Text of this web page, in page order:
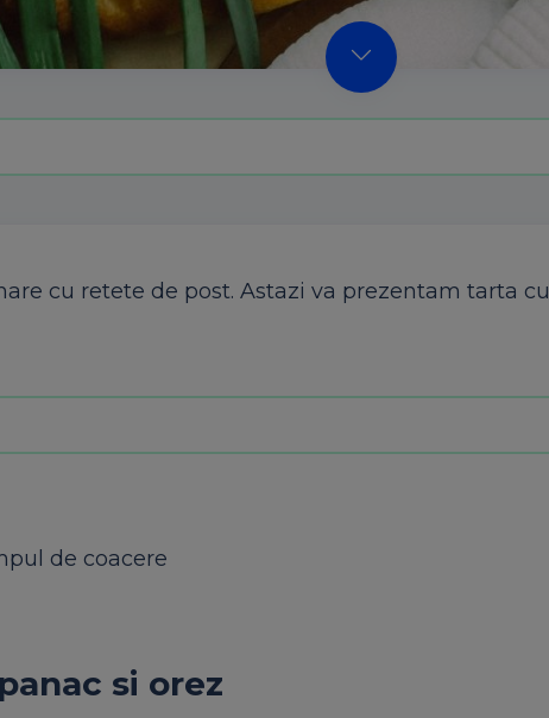
cu retete de post. Astazi va prezentam tarta cu
de coacere
si orez